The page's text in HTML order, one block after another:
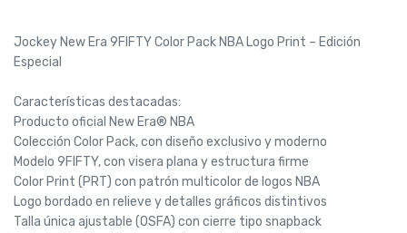
Jockey New Era 9FIFTY Color Pack NBA Logo Print – Edición
Especial
Características destacadas:
Producto oficial New Era® NBA
Colección Color Pack, con diseño exclusivo y moderno
Modelo 9FIFTY, con visera plana y estructura firme
Color Print (PRT) con patrón multicolor de logos NBA
Logo bordado en relieve y detalles gráficos distintivos
Talla única ajustable (OSFA) con cierre tipo snapback